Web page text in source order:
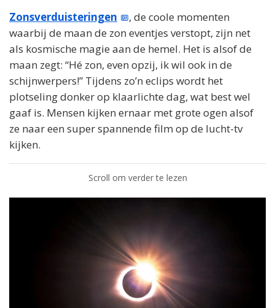
Zonsverduisteringen
, de coole momenten
waarbij de maan de zon eventjes verstopt, zijn net
als kosmische magie aan de hemel. Het is alsof de
maan zegt: “Hé zon, even opzij, ik wil ook in de
schijnwerpers!” Tijdens zo’n eclips wordt het
plotseling donker op klaarlichte dag, wat best wel
gaaf is. Mensen kijken ernaar met grote ogen alsof
ze naar een super spannende film op de lucht-tv
kijken.
Scroll om verder te lezen